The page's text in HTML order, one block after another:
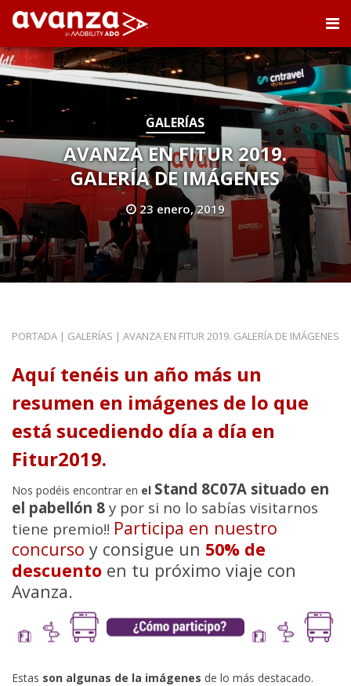
GALERÍAS
AVANZA EN FITUR 2019.
GALERÍA DE IMÁGENES
23 enero, 2019
PORTADA | GALERÍAS | AVANZA EN FITUR 2019. GALERÍA DE IMÁGENES
Aquí tenéis un año más un
resumen en imágenes de lo que
está sucediendo día a día en
Fitur2019.
Nos podéis encontrar en el Stand 8C07A situado en
el pabellón 8 y por si no lo sabías visitarnos
tiene premio!! Participa en nuestro
concurso y consigue un 50% de
descuento en tu próximo viaje con
Avanza.
Estas son algunas de la imágenes de lo más destacado.